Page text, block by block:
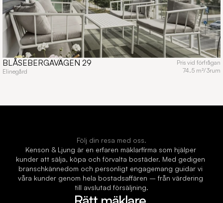
BLÅSEBERGAVÄGEN 29
Elinegård
Pris vid förfrågan
74.5 m²/3rum
Kenson & Ljung är en erfaren mäklarfirma som hjälper
kunder att sälja, köpa och förvalta bostäder. Med gedigen
branschkännedom och personligt engagemang guidar vi
våra kunder genom hela bostadsaffären – från värdering
till avslutad försäljning.
Följ din resa med oss.